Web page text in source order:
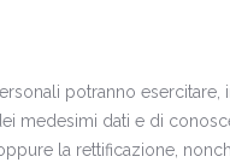
potranno
medesimi dati e di
la rettificazione,